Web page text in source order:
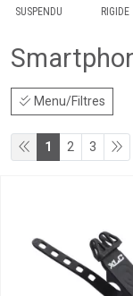
SUSPENDU
RIGIDE
Menu/Filtres
1 2 3